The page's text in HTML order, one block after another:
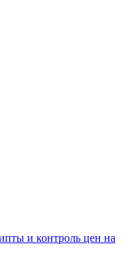
и контроль цен на